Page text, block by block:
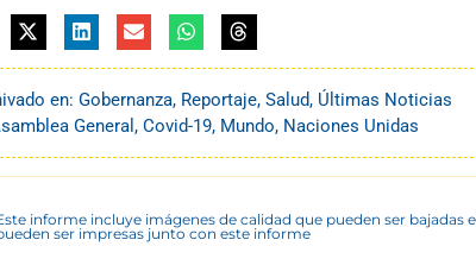
en: Gobernanza, Reportaje, Salud, Últimas Noticias
General , Covid-19, Mundo, Naciones Unidas
informe incluye imágenes de calidad que pueden ser bajadas
ser impresas junto con este informe